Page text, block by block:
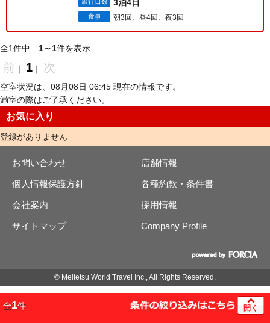
旅行日数 3泊4日
食事 朝3回、昼4回、夜3回
全1件中 1～1件を表示
前 ｜ 1 ｜ 次
空室状況は、08月08日 06:45 現在の情報です。
満室の際はご了承ください。
お気に入り
登録がありません
お問い合わせ 店舗情報
個人情報保護方針 各種約款・条件書
会社案内 採用情報
サイトマップ Company Profile
© Meitetsu World Travel Inc., All Rights Reserved.
全1件 開く